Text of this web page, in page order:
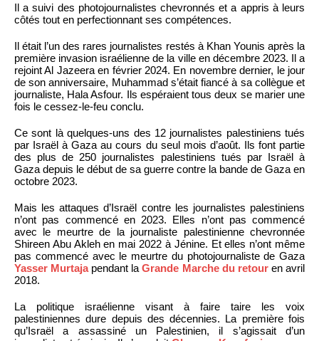
Il a suivi des photojournalistes chevronnés et a appris à leurs
côtés tout en perfectionnant ses compétences.
Il était l’un des rares journalistes restés à Khan Younis après la
première invasion israélienne de la ville en décembre 2023. Il a
rejoint Al Jazeera en février 2024. En novembre dernier, le jour
de son anniversaire, Muhammad s’était fiancé à sa collègue et
journaliste, Hala Asfour. Ils espéraient tous deux se marier une
fois le cessez-le-feu conclu.
Ce sont là quelques-uns des 12 journalistes palestiniens tués
par Israël à Gaza au cours du seul mois d’août. Ils font partie
des plus de 250 journalistes palestiniens tués par Israël à
Gaza depuis le début de sa guerre contre la bande de Gaza en
octobre 2023.
Mais les attaques d’Israël contre les journalistes palestiniens
n’ont pas commencé en 2023. Elles n’ont pas commencé
avec le meurtre de la journaliste palestinienne chevronnée
Shireen Abu Akleh en mai 2022 à Jénine. Et elles n’ont même
pas commencé avec le meurtre du photojournaliste de Gaza
Yasser Murtajapendant laGrande Marche du retouren avril
2018.
La politique israélienne visant à faire taire les voix
palestiniennes dure depuis des décennies. La première fois
qu’Israël a assassiné un Palestinien, il s’agissait d’un